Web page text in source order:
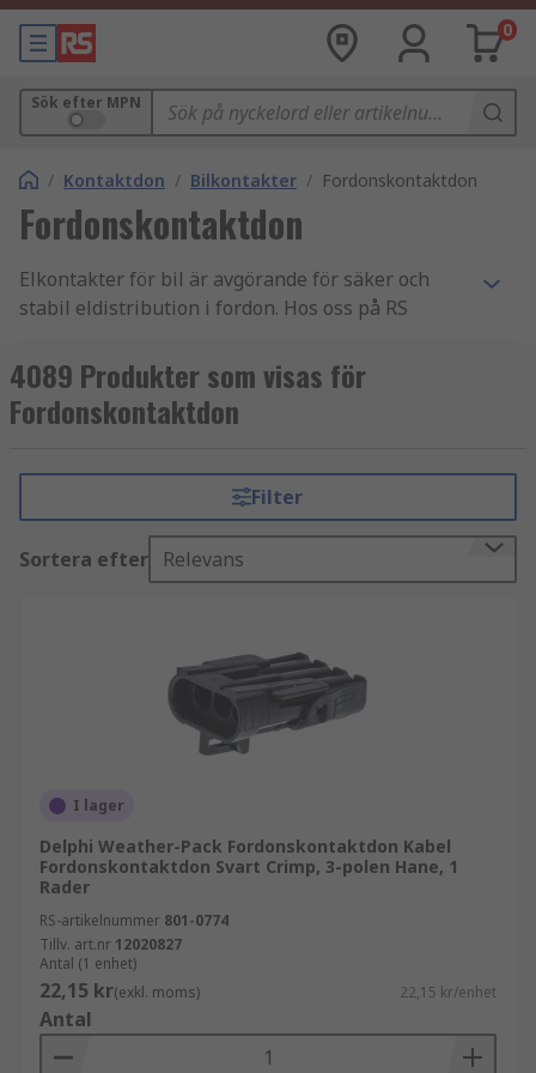
0
Sök efter MPN
/ Kontaktdon / Bilkontakter / Fordonskontaktdon
Fordonskontaktdon
Elkontakter för bil är avgörande för säker och
stabil eldistribution i fordon. Hos oss på RS
fordonskontakter som är anpassade för krävande
miljöer och lång livslängd.
teknisk expertis hjälper vi på RS Components dig
att hitta rätt elkontakter för bil och andra fordon.
Utforska sortimentet och beställ enkelt online.
Fordonskontakter för pålitlig driftAutomotive
specialfordon. De är konstruerade för att klara
vibrationer, temperaturväxlingar, fukt och
kemikalier. Rätt elkontakter i bilens elsystem
minskar risken för driftstörningar och förenklar
Vanliga användningsområdenElkontakter för
bil och fordon används i många delar av
fordonets elektriska system, till exempel:
Kabelhärvor och elsystem
Sensorer, belysning och styrdon
Motorutrymme och chassi
Infotainment och interna
4089 Produkter som visas för
Fordonskontaktdon
Filter
Sortera efter Relevans
I lager
Delphi Weather-Pack Fordonskontaktdon Kabel
Fordonskontaktdon Svart Crimp, 3-polen Hane, 1
Rader
RS-artikelnummer 801-0774
Tillv. art.nr 12020827
Antal (1 enhet)
22,15 kr(exkl. moms) 22,15 kr/enhet
Antal